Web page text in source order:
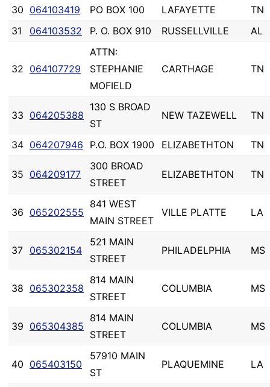
30 064103419 PO BOX 100 LAFAYETTE
TN
31
064103532 P. O. BOX 910 RUSSELLVILLE AL
32 064107729
ATTN:
STEPHANIE
MOFIELD
CARTHAGE TN
33 064205388
130 S BROAD
ST
NEW TAZEWELL TN
34 064207946 P.O. BOX 1900 ELIZABETHTON TN
35 064209177
300 BROAD
STREET
ELIZABETHTON TN
36 065202555
841 WEST
MAIN STREET
VILLE PLATTE LA
37 065302154
521 MAIN
STREET
PHILADELPHIA MS
38 065302358
814 MAIN
STREET
COLUMBIA MS
39 065304385
814 MAIN
STREET
COLUMBIA MS
40 065403150
57910 MAIN
ST
PLAQUEMINE LA